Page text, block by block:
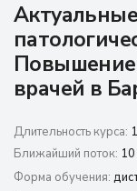
Перейти
Повышение
врачей в
Длительность курса:
Ближайший поток:
Форма обучения: